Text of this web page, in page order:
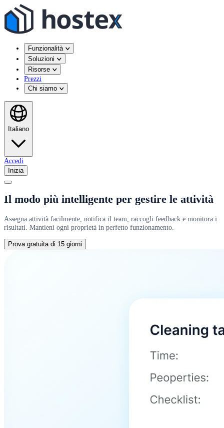
Funzionalità
Soluzioni
Risorse
Prezzi
Chi siamo
Italiano
Accedi
Inizia
Il modo più intelligente per gestire le attività
Assegna attività facilmente, notifica il team, raccogli feedback e monitora i
risultati. Mantieni ogni proprietà in perfetto funzionamento.
Prova gratuita di 15 giorni